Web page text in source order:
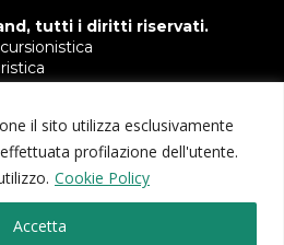
il sito utilizza esclusivamente
profilazione dell'utente.
Cookie Policy
Accetta
tutti i diritti riservati.
Meitre Libertinie